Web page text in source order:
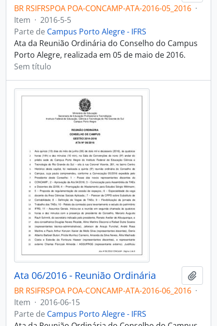
BR RSIFRSPOA POA-CONCAMP-ATA-2016-05_2016 ·
Item · 2016-5-5
Parte de Campus Porto Alegre - IFRS
Ata da Reunião Ordinária do Conselho do Campus
Porto Alegre, realizada em 05 de maio de 2016.
Sem título
Ata 06/2016 - Reunião Ordinária
BR RSIFRSPOA POA-CONCAMP-ATA-2016-06_2016 ·
Item · 2016-06-15
Parte de Campus Porto Alegre - IFRS